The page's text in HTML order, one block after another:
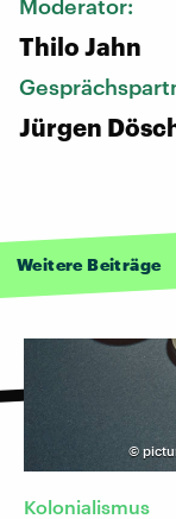
Moderator:
Thilo Jahn
Jürgen
Weitere Beiträge
©
Kolonialismus